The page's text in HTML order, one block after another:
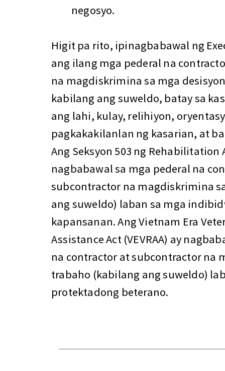
negosyo.
Higit pa rito, ipinagbabawal ng
ang ilang mga pederal na
na magdiskrimina sa mga
kabilang ang suweldo, batay sa
ang lahi, kulay, relihiyon,
pagkakakilanlan ng kasarian, at
Ang Seksyon 503 ng Rehabilitation
nagbabawal sa mga pederal na
subcontractor na magdiskrimina
ang suweldo) laban sa mga
kapansanan. Ang Vietnam Era
Assistance Act (VEVRAA) ay
na contractor at subcontractor na
trabaho (kabilang ang suweldo)
protektadong beterano.